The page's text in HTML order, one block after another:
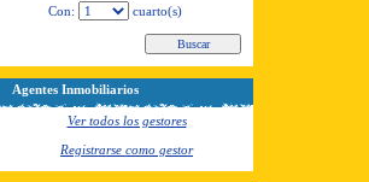
Con:
cuarto(s)
Agentes Inmobiliarios
Ver todos los gestores
Registrarse como gestor